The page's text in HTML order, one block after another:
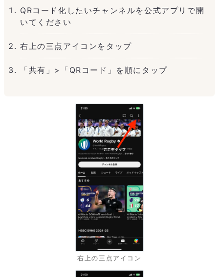
QRコード化したいチャンネルを公式アプリで開
いてください
右上の三点アイコンをタップ
「共有」>「QRコード」を順にタップ
右上の三点アイコン